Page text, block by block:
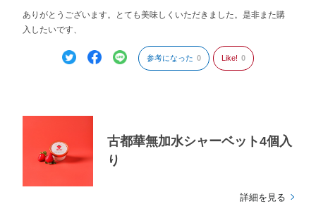
ありがとうございます。とても美味しくいただきました。是非また購
入したいです、
参考になった 0 Like! 0
古都華無加水シャーベット4個入
り
詳細を見る